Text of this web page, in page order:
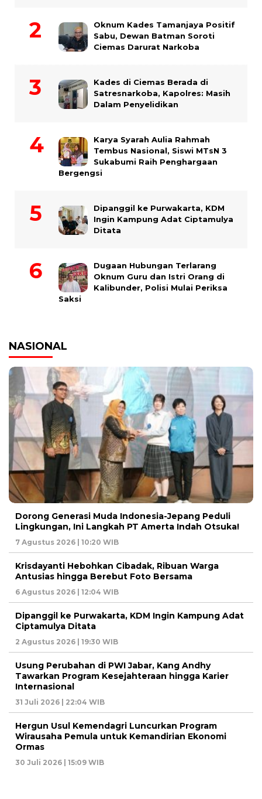
Oknum Kades Tamanjaya Positif
Sabu, Dewan Batman Soroti
Ciemas Darurat Narkoba
Kades di Ciemas Berada di
Satresnarkoba, Kapolres: Masih
Dalam Penyelidikan
Karya Syarah Aulia Rahmah
Tembus Nasional, Siswi MTsN 3
Sukabumi Raih Penghargaan
Bergengsi
Dipanggil ke Purwakarta, KDM
Ingin Kampung Adat Ciptamulya
Ditata
Dugaan Hubungan Terlarang
Oknum Guru dan Istri Orang di
Kalibunder, Polisi Mulai Periksa
Saksi
NASIONAL
Dorong Generasi Muda Indonesia-Jepang Peduli
Lingkungan, Ini Langkah PT Amerta Indah Otsuka!
7 Agustus 2026 | 10:20 WIB
Krisdayanti Hebohkan Cibadak, Ribuan Warga
Antusias hingga Berebut Foto Bersama
6 Agustus 2026 | 12:04 WIB
Dipanggil ke Purwakarta, KDM Ingin Kampung Adat
Ciptamulya Ditata
2 Agustus 2026 | 19:30 WIB
Usung Perubahan di PWI Jabar, Kang Andhy
Tawarkan Program Kesejahteraan hingga Karier
Internasional
31 Juli 2026 | 22:04 WIB
Hergun Usul Kemendagri Luncurkan Program
Wirausaha Pemula untuk Kemandirian Ekonomi
Ormas
30 Juli 2026 | 15:09 WIB